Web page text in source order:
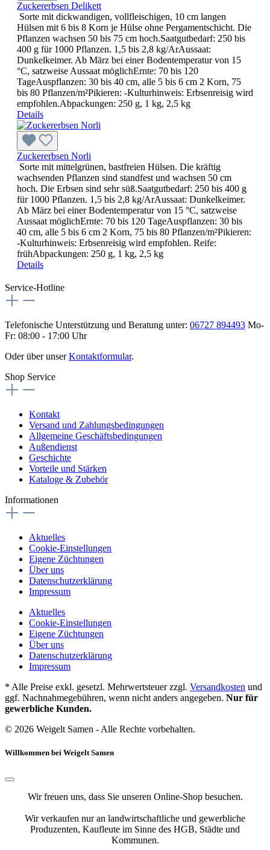
Zuckererbsen Delikett
Sorte mit dickwandigen, vollfleischigen, 10 cm langen
Hülsen mit 6 bis 8 Korn je Hülse ohne Pergamentschicht. Die
Pflanzen wachsen 50 bis 75 cm hoch.Saatgutbedarf: 250 bis
400 g für 1000 Pflanzen. 1,5 bis 2,8 kg/ArAussaat:
Dunkelkeimer. Ab März bei einer Bodentemperatur von 15
°C, satzweise Aussaat möglichErnte: 70 bis 120
TageAuspflanzen: 30 bis 40 cm, alle 5 bis 6 cm 2 Korn, 75
bis 80 Pflanzen/m²Pikieren: -Kulturhinweis: Erbsenreisig wird
empfohlen.Abpackungen: 250 g, 1 kg, 2,5 kg
Details
Zuckererbsen Norli
Sorte mit mittelgrünen, bastfreien Hülsen. Die kräftig
wachsenden Pflanzen sind standfest und wachsen 50 cm
hoch. Die Erbsen sind sehr süß.Saatgutbedarf: 250 bis 400 g
für 1000 Pflanzen. 1,5 bis 2,8 kg/ArAussaat: Dunkelkeimer.
Ab März bei einer Bodentemperatur von 15 °C, satzweise
Aussaat möglichErnte: 70 bis 120 TageAuspflanzen: 30 bis
40 cm, alle 5 bis 6 cm 2 Korn, 75 bis 80 Pflanzen/m²Pikieren:
-Kulturhinweis: Erbsenreisig wird empfohlen. Reife:
frühAbpackungen: 250 g, 1 kg, 2,5 kg
Details
Service-Hotline
Telefonische Unterstützung und Beratung unter: 06727 894493 Mo-
Fr: 08:00 - 17:00 Uhr
Oder über unserKontaktformular.
Shop Service
Kontakt
Versand und Zahlungsbedingungen
Allgemeine Geschäftsbedingungen
Außendienst
Geschichte
Vorteile und Stärken
Kataloge & Zubehör
Informationen
Aktuelles
Cookie-Einstellungen
Eigene Züchtungen
Über uns
Datenschutzerklärung
Impressum
Aktuelles
Cookie-Einstellungen
Eigene Züchtungen
Über uns
Datenschutzerklärung
Impressum
* Alle Preise exkl. gesetzl. Mehrwertsteuer zzgl. Versandkosten und
ggf. Nachnahmegebühren, wenn nicht anders angegeben. Nur für
gewerbliche Kunden.
© 2026 Weigelt Samen - Alle Rechte vorbehalten.
Willkommen bei Weigelt Samen
Wir freuen uns, dass Sie unseren Online-Shop besuchen.
Wir verkaufen nur an landwirtschaftliche und gewerbliche
Produzenten, Kaufleute im Sinne des HGB, Städte und
Kommunen.